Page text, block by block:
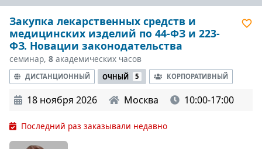
Закупка лекарственных средств и
медицинских изделий по 44-ФЗ и 223-
ФЗ. Новации законодательства
семинар, 8 академических часов
ДИСТАНЦИОННЫЙ ОЧНЫЙ 5 КОРПОРАТИВНЫЙ
18 ноября 2026 Москва 10:00-17:00
Последний раз заказывали недавно